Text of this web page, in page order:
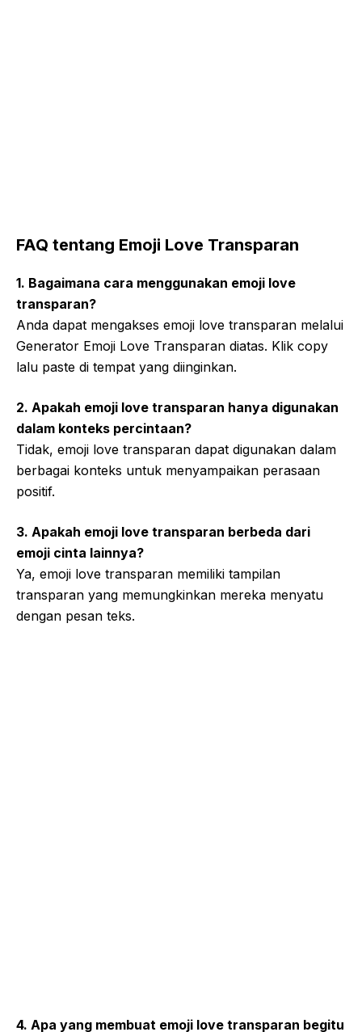
FAQ tentang Emoji Love Transparan
1. Bagaimana cara menggunakan emoji love
transparan?
Anda dapat mengakses emoji love transparan melalui
Generator Emoji Love Transparan diatas. Klik copy
lalu paste di tempat yang diinginkan.
2. Apakah emoji love transparan hanya digunakan
dalam konteks percintaan?
Tidak, emoji love transparan dapat digunakan dalam
berbagai konteks untuk menyampaikan perasaan
positif.
3. Apakah emoji love transparan berbeda dari
emoji cinta lainnya?
Ya, emoji love transparan memiliki tampilan
transparan yang memungkinkan mereka menyatu
dengan pesan teks.
4. Apa yang membuat emoji love transparan begitu